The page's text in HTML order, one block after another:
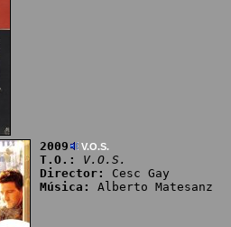
2009 V.O.S.
T.O.:
V.O.S.
Director:
Cesc Gay
Música:
Alberto Matesanz